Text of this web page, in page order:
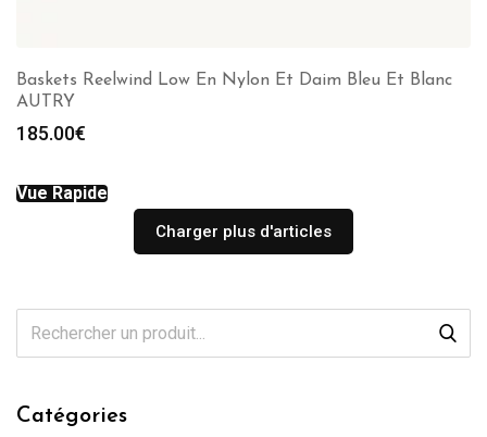
Baskets Reelwind Low En Nylon Et Daim Bleu Et Blanc
AUTRY
185.00€
Vue Rapide
Charger plus d'articles
Catégories